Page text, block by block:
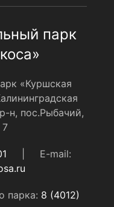
парк
«Куршская
н, пос.Рыбачий,
7
E-mail:
парка: 8 (4012)